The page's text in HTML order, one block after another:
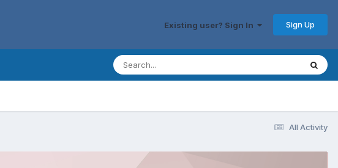
Existing user? Sign In Sign Up
All Activity